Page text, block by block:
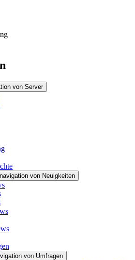
von Server
von Neuigkeiten
von Umfragen